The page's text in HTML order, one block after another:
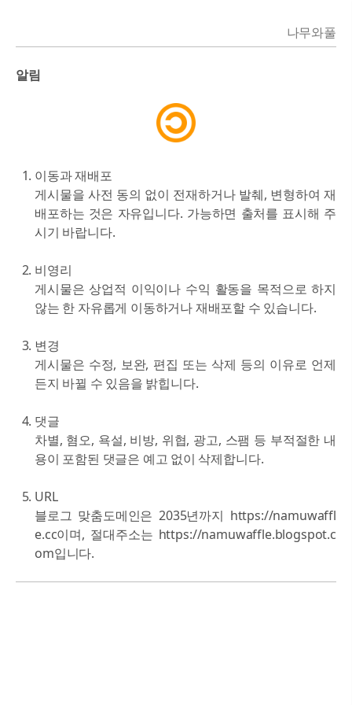
나무와풀
알림
이동과 재배포
게시물을 사전 동의 없이 전재하거나 발췌, 변형하여 재
배포하는 것은 자유입니다. 가능하면 출처를 표시해 주
시기 바랍니다.
비영리
게시물은 상업적 이익이나 수익 활동을 목적으로 하지
않는 한 자유롭게 이동하거나 재배포할 수 있습니다.
변경
게시물은 수정, 보완, 편집 또는 삭제 등의 이유로 언제
든지 바뀔 수 있음을 밝힙니다.
댓글
차별, 혐오, 욕설, 비방, 위협, 광고, 스팸 등 부적절한 내
용이 포함된 댓글은 예고 없이 삭제합니다.
URL
블로그 맞춤도메인은 2035년까지 https://namuwaffl
e.cc이며, 절대주소는 https://namuwaffle.blogspot.c
om입니다.